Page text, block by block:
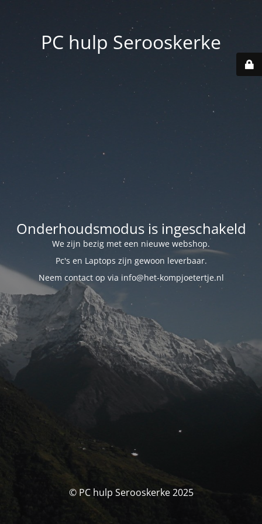
PC hulp Serooskerke
Onderhoudsmodus is ingeschakeld
We zijn bezig met een nieuwe webshop.
Pc's en Laptops zijn gewoon leverbaar.
Neem contact op via info@het-kompjoetertje.nl
© PC hulp Serooskerke 2025